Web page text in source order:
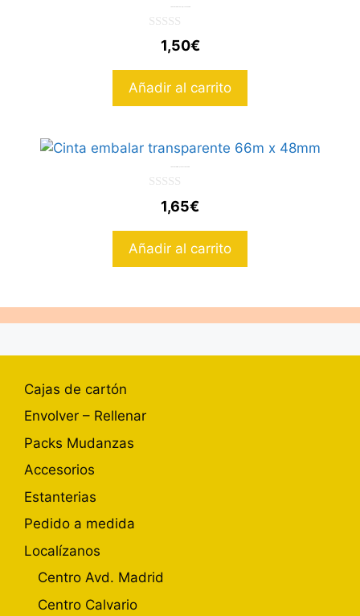
5
1,50€
Añadir al carrito
5
1,65€
Añadir al carrito
Cajas de cartón
Envolver – Rellenar
Packs Mudanzas
Accesorios
Estanterias
Pedido a medida
Localízanos
Centro Avd. Madrid
Centro Calvario